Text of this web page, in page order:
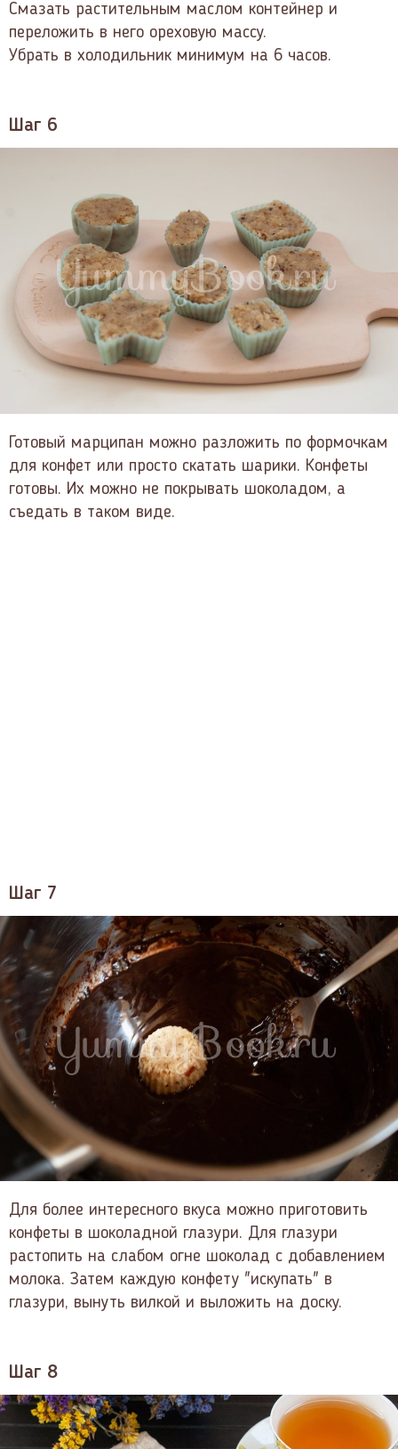
Смазать растительным маслом контейнер и
переложить в него ореховую массу.
Убрать в холодильник минимум на 6 часов.
Шаг 6
Готовый марципан можно разложить по формочкам
для конфет или просто скатать шарики. Конфеты
готовы. Их можно не покрывать шоколадом, а
съедать в таком виде.
Шаг 7
Для более интересного вкуса можно приготовить
конфеты в шоколадной глазури. Для глазури
растопить на слабом огне шоколад с добавлением
молока. Затем каждую конфету "искупать" в
глазури, вынуть вилкой и выложить на доску.
Шаг 8